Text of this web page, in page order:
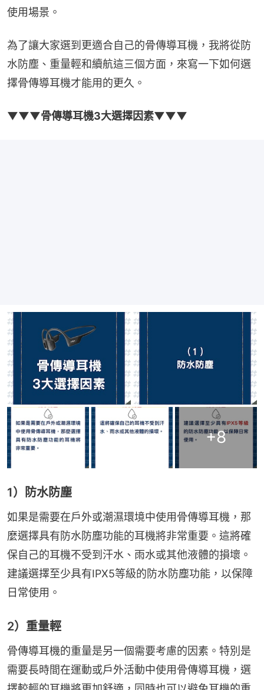
使用場景。
為了讓大家選到更適合自己的骨傳導耳機，我將從防
水防塵、重量輕和續航這三個方面，來寫一下如何選
擇骨傳導耳機才能用的更久。
▼▼▼骨傳導耳機3大選擇因素▼▼▼
+8
1）防水防塵
如果是需要在戶外或潮濕環境中使用骨傳導耳機，那
麼選擇具有防水防塵功能的耳機將非常重要。這將確
保自己的耳機不受到汗水、雨水或其他液體的損壞。
建議選擇至少具有IPX5等級的防水防塵功能，以保障
日常使用。
2）重量輕
骨傳導耳機的重量是另一個需要考慮的因素。特別是
需要長時間在運動或戶外活動中使用骨傳導耳機，選